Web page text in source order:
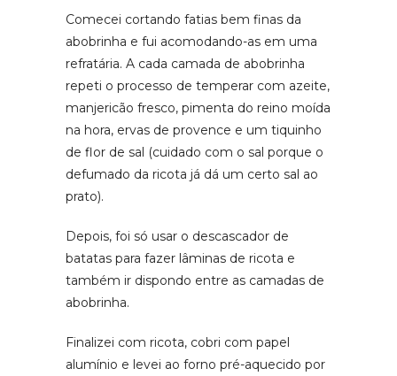
Comecei cortando fatias bem finas da
abobrinha e fui acomodando-as em uma
refratária. A cada camada de abobrinha
repeti o processo de temperar com azeite,
manjericão fresco, pimenta do reino moída
na hora, ervas de provence e um tiquinho
de flor de sal (cuidado com o sal porque o
defumado da ricota já dá um certo sal ao
prato).
Depois, foi só usar o descascador de
batatas para fazer lâminas de ricota e
também ir dispondo entre as camadas de
abobrinha.
Finalizei com ricota, cobri com papel
alumínio e levei ao forno pré-aquecido por